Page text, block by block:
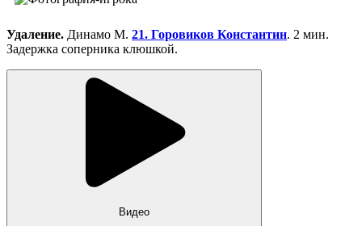
Удаление. Динамо М. 21. Горовиков Константин. 2 мин.
Задержка соперника клюшкой.
Видео